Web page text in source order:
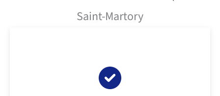
Saint-Martory